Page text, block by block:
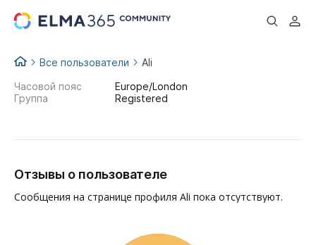
...
Все пользователи Ali
Часовой пояс
Europe/London
Группа
Registered
Отзывы о пользователе
Сообщения на странице профиля Ali пока отсутствуют.